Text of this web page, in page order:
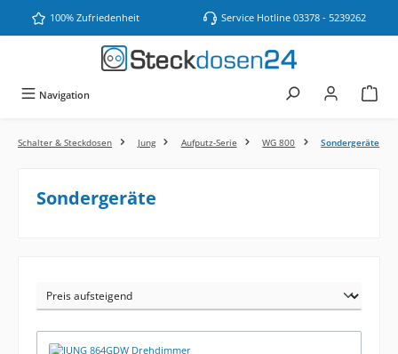
Zum Hauptinhalt springen
100% Zufriedenheit Service Hotline 03378 - 5239262
Navigation
Schalter & Steckdosen Jung Aufputz-Serie WG 800 Sondergeräte
Sondergeräte